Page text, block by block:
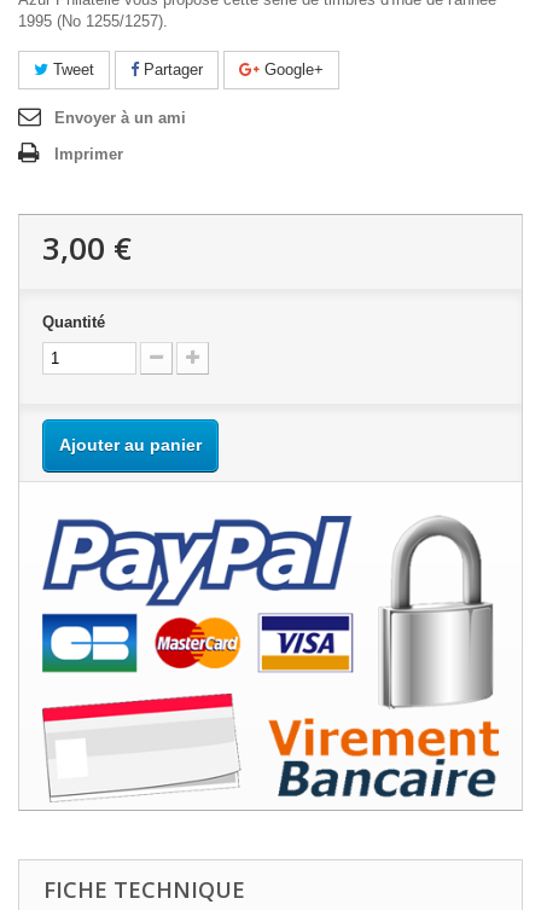
1995 (No 1255/1257).
Tweet Partager Google+
Envoyer à un ami
Imprimer
3,00 €
Quantité
Ajouter au panier
FICHE TECHNIQUE